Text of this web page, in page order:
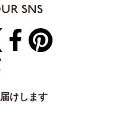
SNS
けします